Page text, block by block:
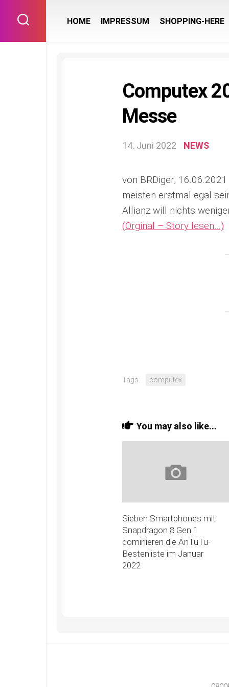
content
HOME IMPRESSUM SHOPPING-HERE
Computex
Messe
14. Juni 2022 NEWS
von BRDiger;
meisten erstmal egal
Allianz will nichts
(Orginal – Story lesen…)
Tags: computex
You may also like...
Sieben Smartphones mit
Snapdragon 8 Gen 1
dominieren die AnTuTu-
Bestenliste im Januar
2022